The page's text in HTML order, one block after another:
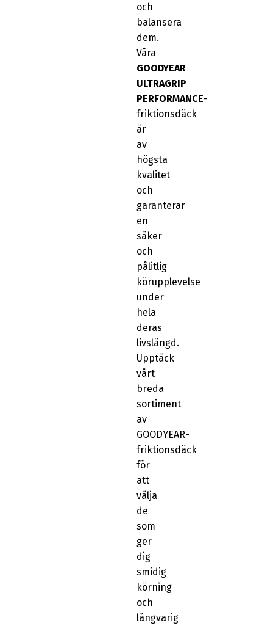
och
balansera
dem.
Våra
GOODYEAR
ULTRAGRIP
PERFORMANCE-
friktionsdäck
är
av
högsta
kvalitet
och
garanterar
en
säker
och
pålitlig
körupplevelse
under
hela
deras
livslängd.
Upptäck
vårt
breda
sortiment
av
GOODYEAR-
friktionsdäck
för
att
välja
de
som
ger
dig
smidig
körning
och
långvarig